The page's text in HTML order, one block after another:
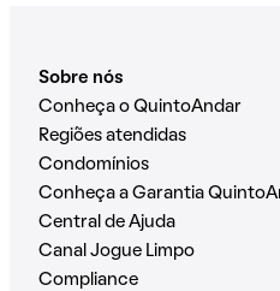
Sobre nós
Conheça o QuintoAndar
Regiões atendidas
Condomínios
Conheça a Garantia
Central de Ajuda
Canal Jogue Limpo
Compliance